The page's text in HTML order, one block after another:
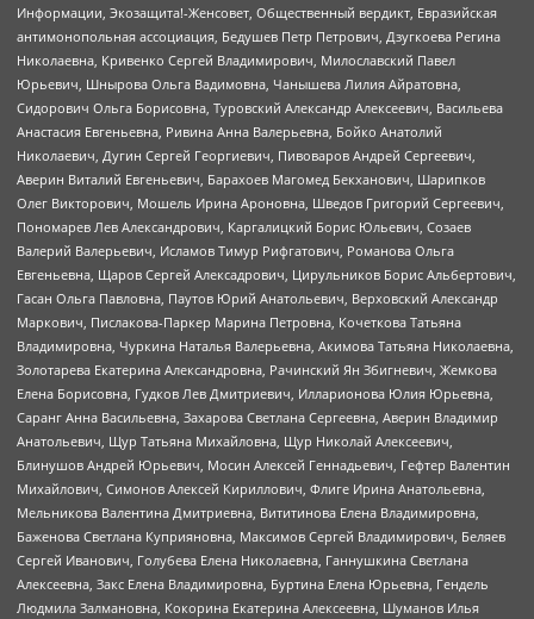
Информации, Экозащита!-Женсовет, Общественный вердикт, Евразийская
антимонопольная ассоциация, Бедушев Петр Петрович, Дзугкоева Регина
Николаевна, Кривенко Сергей Владимирович, Милославский Павел
Юрьевич, Шнырова Ольга Вадимовна, Чанышева Лилия Айратовна,
Сидорович Ольга Борисовна, Туровский Александр Алексеевич, Васильева
Анастасия Евгеньевна, Ривина Анна Валерьевна, Бойко Анатолий
Николаевич, Дугин Сергей Георгиевич, Пивоваров Андрей Сергеевич,
Аверин Виталий Евгеньевич, Барахоев Магомед Бекханович, Шарипков
Олег Викторович, Мошель Ирина Ароновна, Шведов Григорий Сергеевич,
Пономарев Лев Александрович, Каргалицкий Борис Юльевич, Созаев
Валерий Валерьевич, Исламов Тимур Рифгатович, Романова Ольга
Евгеньевна, Щаров Сергей Алексадрович, Цирульников Борис Альбертович,
Гасан Ольга Павловна, Паутов Юрий Анатольевич, Верховский Александр
Маркович, Пислакова-Паркер Марина Петровна, Кочеткова Татьяна
Владимировна, Чуркина Наталья Валерьевна, Акимова Татьяна Николаевна,
Золотарева Екатерина Александровна, Рачинский Ян Збигневич, Жемкова
Елена Борисовна, Гудков Лев Дмитриевич, Илларионова Юлия Юрьевна,
Саранг Анна Васильевна, Захарова Светлана Сергеевна, Аверин Владимир
Анатольевич, Щур Татьяна Михайловна, Щур Николай Алексеевич,
Блинушов Андрей Юрьевич, Мосин Алексей Геннадьевич, Гефтер Валентин
Михайлович, Симонов Алексей Кириллович, Флиге Ирина Анатольевна,
Мельникова Валентина Дмитриевна, Вититинова Елена Владимировна,
Баженова Светлана Куприяновна, Максимов Сергей Владимирович, Беляев
Сергей Иванович, Голубева Елена Николаевна, Ганнушкина Светлана
Алексеевна, Закс Елена Владимировна, Буртина Елена Юрьевна, Гендель
Людмила Залмановна, Кокорина Екатерина Алексеевна, Шуманов Илья